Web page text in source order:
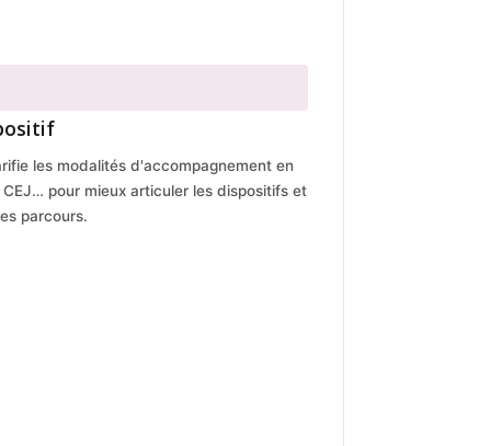
les modalités d'accompagnement en
CEJ… pour mieux articuler les dispositifs et
parcours.